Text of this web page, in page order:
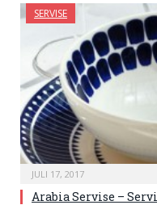
SERVISE
JULI 17, 2017
Arabia Servise –